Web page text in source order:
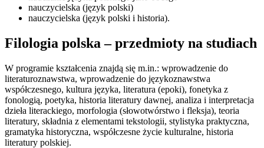
nauczycielska (język polski)
nauczycielska (język polski i historia).
Filologia polska – przedmioty na studiach
W programie kształcenia znajdą się m.in.: wprowadzenie do
literaturoznawstwa, wprowadzenie do językoznawstwa
współczesnego, kultura języka, literatura (epoki), fonetyka z
fonologią, poetyka, historia literatury dawnej, analiza i interpretacja
dzieła literackiego, morfologia (słowotwórstwo i fleksja), teoria
literatury, składnia z elementami tekstologii, stylistyka praktyczna,
gramatyka historyczna, współczesne życie kulturalne, historia
literatury polskiej.